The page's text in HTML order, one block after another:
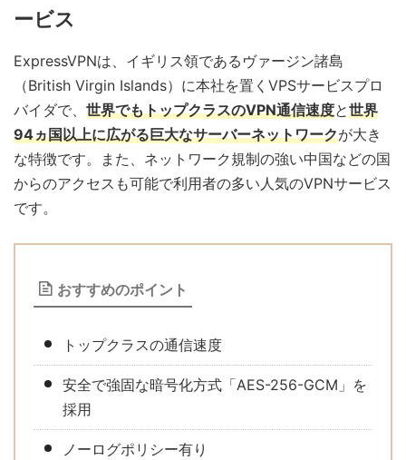
ービス
ExpressVPNは、イギリス領であるヴァージン諸島
（British Virgin Islands）に本社を置くVPSサービスプロ
バイダで、 世界でもトップクラスのVPN通信速度と世界
94ヵ国以上に広がる巨大なサーバーネットワークが大き
な特徴です。また、ネットワーク規制の強い中国などの国
からのアクセスも可能で利用者の多い人気のVPNサービス
です。
おすすめのポイント
トップクラスの通信速度
安全で強固な暗号化方式「AES-256-GCM」を
採用
ノーログポリシー有り